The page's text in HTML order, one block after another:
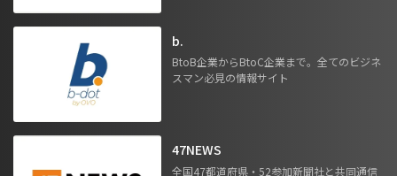
b.
BtoB企業からBtoC企業まで。全てのビジネ
スマン必見の情報サイト
47NEWS
全国47都道府県・52参加新聞社と共同通信